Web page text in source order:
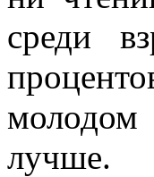
среди
молодом
лучше.